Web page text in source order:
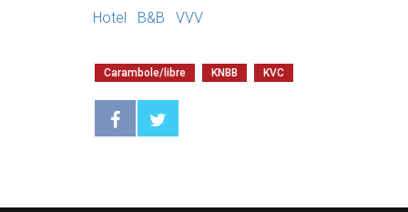
Hotel
B&B VVV
Carambole/libre KNBB KVC